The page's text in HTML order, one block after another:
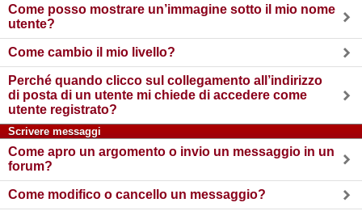
Come posso mostrare un’immagine sotto il mio nome
utente?
Come cambio il mio livello?
Perché quando clicco sul collegamento all’indirizzo
di posta di un utente mi chiede di accedere come
utente registrato?
Scrivere messaggi
Come apro un argomento o invio un messaggio in un
forum?
Come modifico o cancello un messaggio?